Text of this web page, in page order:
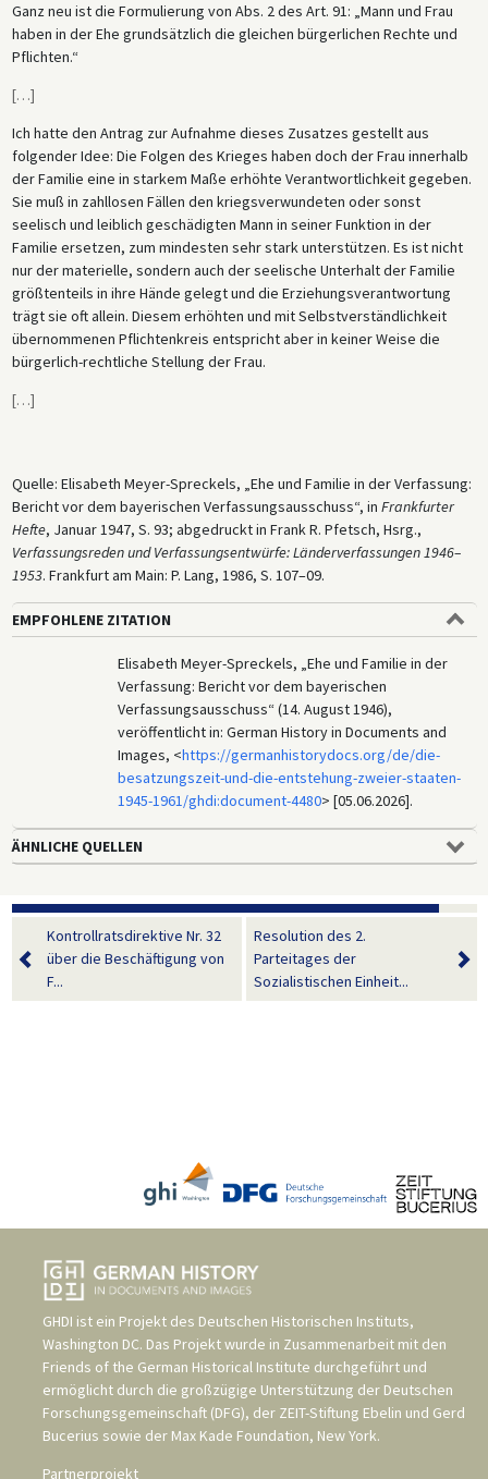
Ganz neu ist die Formulierung von Abs. 2 des Art. 91: „Mann und Frau
haben in der Ehe grundsätzlich die gleichen bürgerlichen Rechte und
Pflichten.“
[…]
Ich hatte den Antrag zur Aufnahme dieses Zusatzes gestellt aus
folgender Idee: Die Folgen des Krieges haben doch der Frau innerhalb
der Familie eine in starkem Maße erhöhte Verantwortlichkeit gegeben.
Sie muß in zahllosen Fällen den kriegsverwundeten oder sonst
seelisch und leiblich geschädigten Mann in seiner Funktion in der
Familie ersetzen, zum mindesten sehr stark unterstützen. Es ist nicht
nur der materielle, sondern auch der seelische Unterhalt der Familie
größtenteils in ihre Hände gelegt und die Erziehungsverantwortung
trägt sie oft allein. Diesem erhöhten und mit Selbstverständlichkeit
übernommenen Pflichtenkreis entspricht aber in keiner Weise die
bürgerlich-rechtliche Stellung der Frau.
[…]
Quelle: Elisabeth Meyer-Spreckels, „Ehe und Familie in der Verfassung:
Bericht vor dem bayerischen Verfassungsausschuss“, in Frankfurter
Hefte, Januar 1947, S. 93; abgedruckt in Frank R. Pfetsch, Hsrg.,
Verfassungsreden und Verfassungsentwürfe: Länderverfassungen 1946–
1953. Frankfurt am Main: P. Lang, 1986, S. 107–09.
EMPFOHLENE ZITATION
Elisabeth Meyer-Spreckels, „Ehe und Familie in der
Verfassung: Bericht vor dem bayerischen
Verfassungsausschuss“ (14. August 1946),
veröffentlicht in: German History in Documents and
Images, <https://germanhistorydocs.org/de/die-
besatzungszeit-und-die-entstehung-zweier-staaten-
1945-1961/ghdi:document-4480> [05.06.2026].
ÄHNLICHE QUELLEN
Kontrollratsdirektive Nr. 32
über die Beschäftigung von
F...
Resolution des 2.
Parteitages der
Sozialistischen Einheit...
GHDI ist ein Projekt des Deutschen Historischen Instituts,
Washington DC. Das Projekt wurde in Zusammenarbeit mit den
Friends of the German Historical Institute durchgeführt und
ermöglicht durch die großzügige Unterstützung der Deutschen
Forschungsgemeinschaft (DFG), der ZEIT-Stiftung Ebelin und Gerd
Bucerius sowie der Max Kade Foundation, New York.
Partnerprojekt